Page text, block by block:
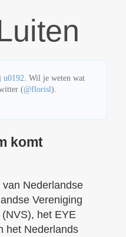
u0192. Wil je weten wat
(@florisl).
komt
Nederlandse
Vereniging
het EYE
het Nederlands